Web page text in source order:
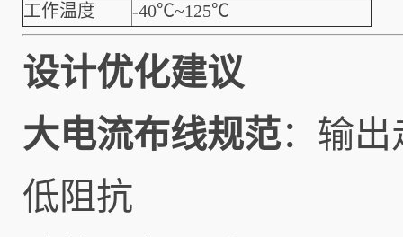
工作温度
-40℃~125℃
设计优化建议
大电流布线规范：输
低阻抗